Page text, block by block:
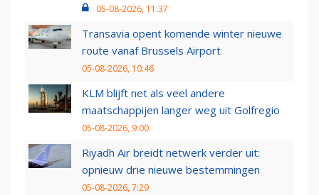
05-08-2026, 11:37
Transavia opent komende winter nieuwe
route vanaf Brussels Airport
05-08-2026, 10:46
KLM blijft net als veel andere
maatschappijen langer weg uit Golfregio
05-08-2026, 9:00
Riyadh Air breidt netwerk verder uit:
opnieuw drie nieuwe bestemmingen
05-08-2026, 7:29